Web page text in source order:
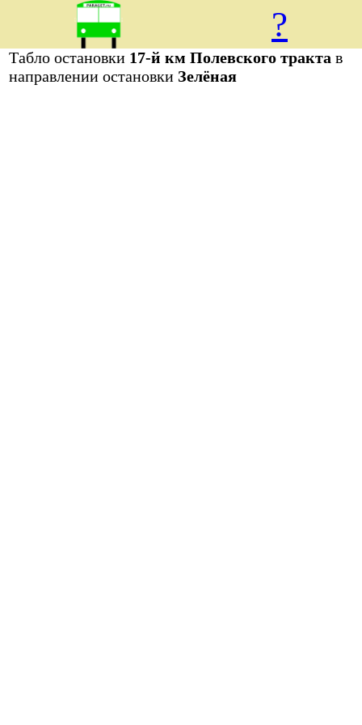
?
Табло остановки 17-й км Полевского трактав
направлении остановки Зелёная